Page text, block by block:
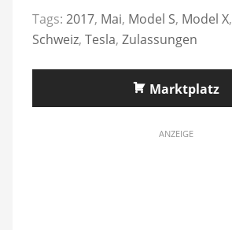
Tags: 2017, Mai, Model S, Model X,
Schweiz, Tesla, Zulassungen
Marktplatz
ANZEIGE